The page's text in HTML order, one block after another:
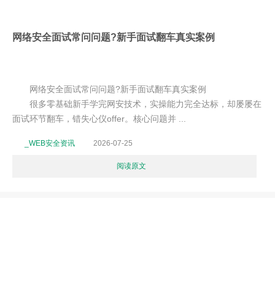
网络安全面试常问问题?新手面试翻车真实案例
网络安全面试常问问题?新手面试翻车真实案例
很多零基础新手学完网安技术，实操能力完全达标，却屡屡在
面试环节翻车，错失心仪offer。核心问题并 ...
_WEB安全资讯 2026-07-25
阅读原文